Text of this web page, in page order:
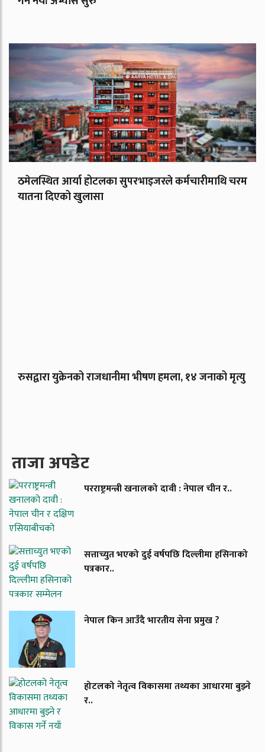
ठमेलस्थित आर्या होटलका सुपरभाइजरले कर्मचारीमाथि चरम
यातना दिएको खुलासा
रुसद्वारा युक्रेनको राजधानीमा भीषण हमला, १४ जनाको मृत्यु
ताजा अपडेट
परराष्ट्रमन्त्री खनालको दावी : नेपाल चीन र..
सत्ताच्युत भएको दुई वर्षपछि दिल्लीमा हसिनाको
पत्रकार..
नेपाल किन आउँदै भारतीय सेना प्रमुख ?
होटलको नेतृत्व विकासमा तथ्यका आधारमा बुझ्ने
र..